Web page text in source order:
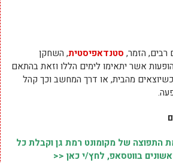
רבים, הזמר, סטנדאפיסטית, השחקן
אשר יתאימו לימים הללו וזאת בהתאם
מהבית, או דרך המחשב וכך קהל
התפוצה של מקומונט רמת גן וקבלת כל
בווטסאפ, לחץ/י כאן <<